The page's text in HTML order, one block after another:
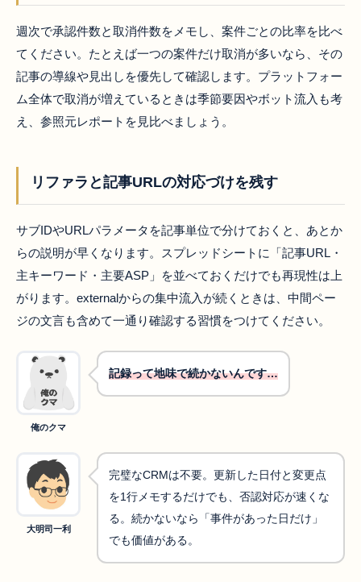
週次で承認件数と取消件数をメモし、案件ごとの比率を比べ
てください。たとえば一つの案件だけ取消が多いなら、その
記事の導線や見出しを優先して確認します。プラットフォー
ム全体で取消が増えているときは季節要因やボット流入も考
え、参照元レポートを見比べましょう。
リファラと記事URLの対応づけを残す
サブIDやURLパラメータを記事単位で分けておくと、あとか
らの説明が早くなります。スプレッドシートに「記事URL・
主キーワード・主要ASP」を並べておくだけでも再現性は上
がります。externalからの集中流入が続くときは、中間ペー
ジの文言も含めて一通り確認する習慣をつけてください。
俺のクマ
記録って地味で続かないんです…
大明司一利
完璧なCRMは不要。更新した日付と変更点
を1行メモするだけでも、否認対応が速くな
る。続かないなら「事件があった日だけ」
でも価値がある。